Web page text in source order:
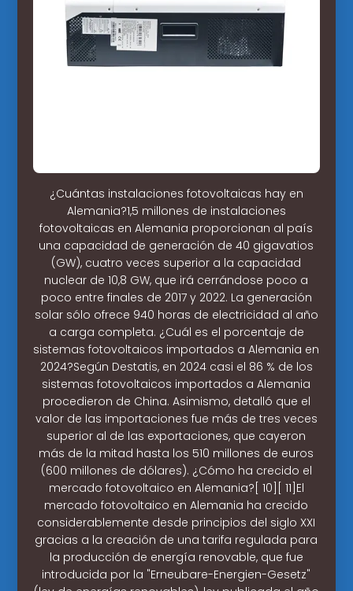
¿Cuántas instalaciones fotovoltaicas hay en
Alemania?1,5 millones de instalaciones
fotovoltaicas en Alemania proporcionan al país
una capacidad de generación de 40 gigavatios
(GW), cuatro veces superior a la capacidad
nuclear de 10,8 GW, que irá cerrándose poco a
poco entre finales de 2017 y 2022. La generación
solar sólo ofrece 940 horas de electricidad al año
a carga completa. ¿Cuál es el porcentaje de
sistemas fotovoltaicos importados a Alemania en
2024?Según Destatis, en 2024 casi el 86 % de los
sistemas fotovoltaicos importados a Alemania
procedieron de China. Asimismo, detalló que el
valor de las importaciones fue más de tres veces
superior al de las exportaciones, que cayeron
más de la mitad hasta los 510 millones de euros
(600 millones de dólares). ¿Cómo ha crecido el
mercado fotovoltaico en Alemania?[ 10][ 11]El
mercado fotovoltaico en Alemania ha crecido
considerablemente desde principios del siglo XXI
gracias a la creación de una tarifa regulada para
la producción de energía renovable, que fue
introducida por la "Erneubare-Energien-Gesetz"